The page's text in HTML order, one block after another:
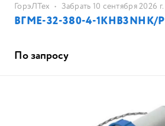
ГорэЛТех • Забрать 10 сентября 2026 г.
ВГМЕ-32-380-4-1КНВ3NНК/Р
По запросу